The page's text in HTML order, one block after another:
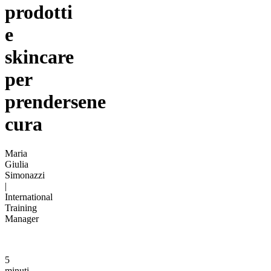
prodotti
e
skincare
per
prendersene
cura
Maria
Giulia
Simonazzi
|
International
Training
Manager
5